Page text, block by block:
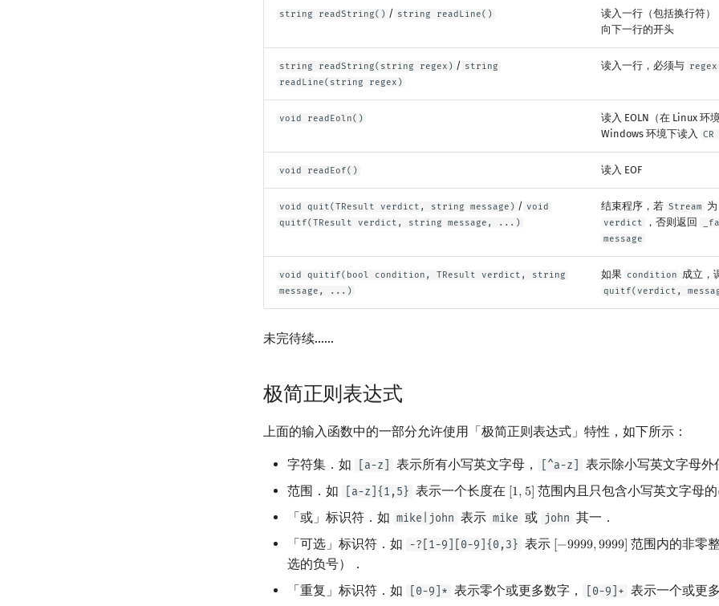
string readString() / string readLine()
读入一行（包括换行符
向下一行的开头
string readString(string regex) / string
readLine(string regex)
读入一行，必须与 regex
void readEoln() 读入 EOLN（在 Linux 环
Windows 环境下读入
CR
void readEof() 读入 EOF
void quit(TResult verdict, string message) / void
quitf(TResult verdict, string message, ...)
结束程序，若 Stream 为
verdict ，否则返回
message
void quitif(bool condition, TResult verdict, string
message, ...)
如果 condition 成立，
quitf(verdict,
未完待续……
极简正则表达式
上面的输入函数中的一部分允许使用「极简正则表达式」特性，如下所示：
字符集．如 [a-z] 表示所有小写英文字母， [^a-z]
表示除小写英文字母外
范围．如
[a-z]{1,5} 表示一个长度在 [1,5]
[1, 5] 范围内且只包含小写英文字母的
「或」标识符．如 mike|john 表示 mike 或 john 其一．
「可选」标识符．如 -?[1-9][0-9]{0,3} 表示 [−9999,9999]
[−9999,9999] 范围内的非零
选的负号）．
「重复」标识符．如
[0-9]* 表示零个或更多数字， [0-9]+ 表示一个或更